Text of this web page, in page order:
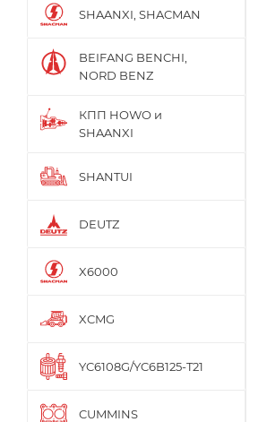
SHAANXI, SHACMAN
BEIFANG BENCHI,
NORD BENZ
КПП HOWO и
SHAANXI
SHANTUI
DEUTZ
X6000
XCMG
YC6108G/YC6B125-T21
CUMMINS